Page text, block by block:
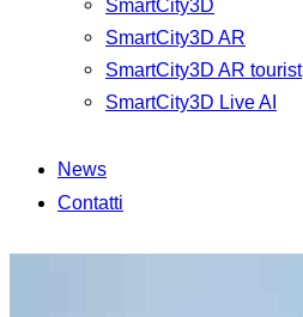
SmartCity3D
SmartCity3D AR
SmartCity3D AR tourist
SmartCity3D Live AI
News
Contatti